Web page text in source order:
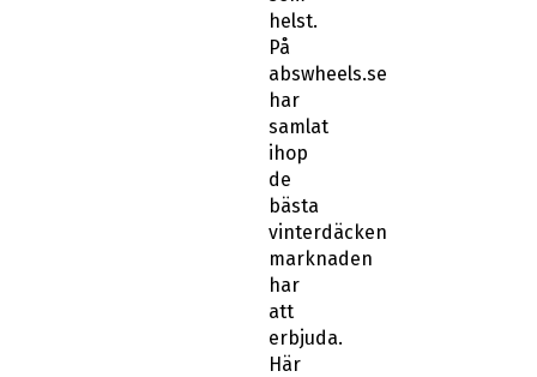
helst.
På
abswheels.se
har
samlat
ihop
de
bästa
vinterdäcken
marknaden
har
att
erbjuda.
Här